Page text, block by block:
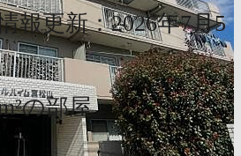
報更新：2026年7月5
の部屋